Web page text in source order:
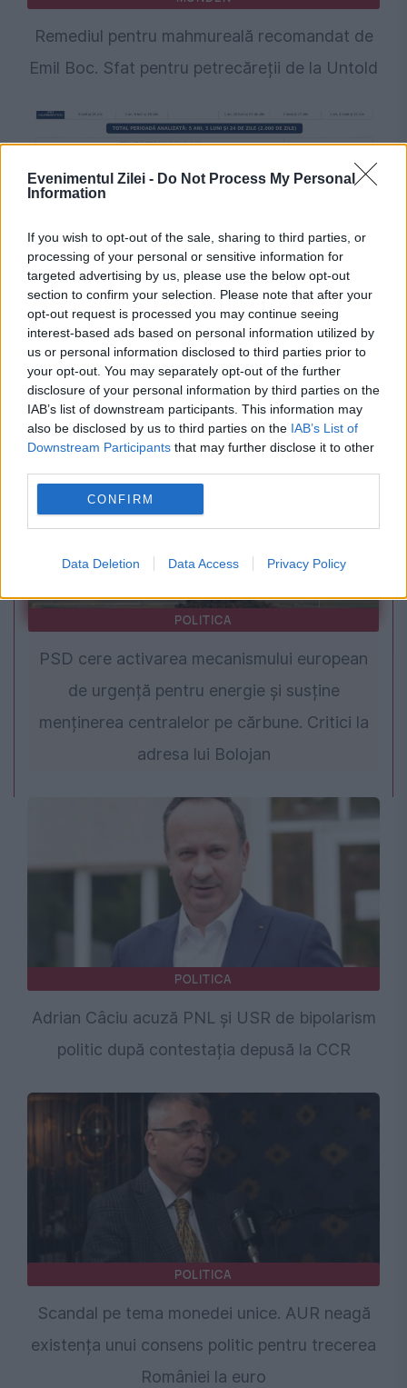
Evenimentul Zilei - Do Not Process My Personal
Information
If you wish to opt-out of the sale, sharing to third parties, or
processing of your personal or sensitive information for
targeted advertising by us, please use the below opt-out
section to confirm your selection. Please note that after your
opt-out request is processed you may continue seeing
interest-based ads based on personal information utilized by
us or personal information disclosed to third parties prior to
your opt-out. You may separately opt-out of the further
disclosure of your personal information by third parties on the
IAB’s list of downstream participants. This information may
also be disclosed by us to third parties on the IAB’s List of
Downstream Participants that may further disclose it to other
CONFIRM
Data Deletion Data Access Privacy Policy
Remediul pentru mahmureală recomandat de
Emil Boc. Sfat pentru petrecăreții de la Untold
POLITICA
Adevărul despre PNRR. USR a conceput
jaloanele prost trasate. PNL și PSD, eforturi
de gestionare și schimbare
POLITICA
PSD cere activarea mecanismului european
de urgență pentru energie și susține
menținerea centralelor pe cărbune. Critici la
adresa lui Bolojan
POLITICA
Adrian Câciu acuză PNL și USR de bipolarism
politic după contestația depusă la CCR
POLITICA
Scandal pe tema monedei unice. AUR neagă
existența unui consens politic pentru trecerea
României la euro